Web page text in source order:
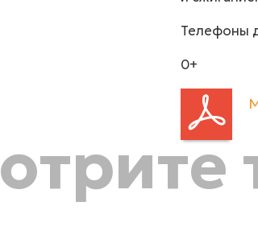
Телефоны
0+